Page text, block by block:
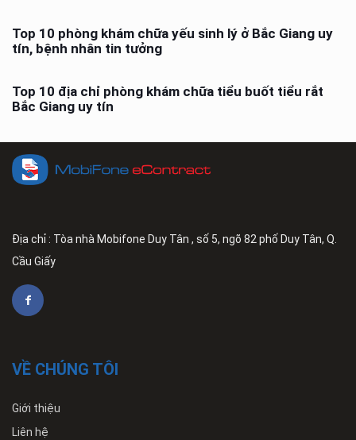
Top 10 phòng khám chữa yếu sinh lý ở Bắc Giang uy
tín, bệnh nhân tin tưởng
Top 10 địa chỉ phòng khám chữa tiểu buốt tiểu rắt
Bắc Giang uy tín
Địa chỉ : Tòa nhà Mobifone Duy Tân , số 5, ngõ 82 phố Duy Tân, Q.
Cầu Giấy
VỀ CHÚNG TÔI
Giới thiệu
Liên hệ